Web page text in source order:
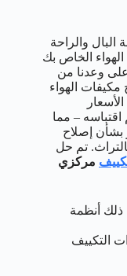
والراحة
الخاص بك
وعدنا من
الهواء
اقتباسه – مما
بشأن إصلاح
تم حل
مركزي
ذلك أنظمة
التكييف